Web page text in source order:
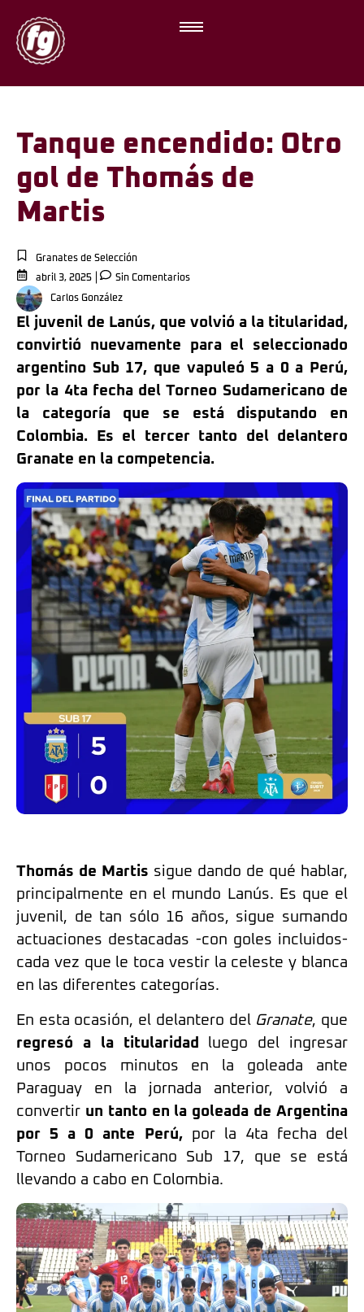
Tanque encendido: Otro
gol de Thomás de
Martis
Granates de Selección
abril 3, 2025
Sin Comentarios
Carlos González
El juvenil de Lanús, que volvió a la titularidad,
convirtió nuevamente para el seleccionado
argentino Sub 17, que vapuleó 5 a 0 a Perú,
por la 4ta fecha del Torneo Sudamericano de
la categoría que se está disputando en
Colombia. Es el tercer tanto del delantero
Granate en la competencia.
Thomás de Martis sigue dando de qué hablar,
principalmente en el mundo Lanús. Es que el
juvenil, de tan sólo 16 años, sigue sumando
actuaciones destacadas -con goles incluidos-
cada vez que le toca vestir la celeste y blanca
en las diferentes categorías.
En esta ocasión, el delantero del Granate, que
regresó a la titularidad
luego del ingresar
unos pocos minutos en la goleada ante
Paraguay en la jornada anterior, volvió a
convertir un tanto en la goleada de Argentina
por 5 a 0 ante Perú,por la 4ta fecha del
Torneo Sudamericano Sub 17, que se está
llevando a cabo en Colombia.